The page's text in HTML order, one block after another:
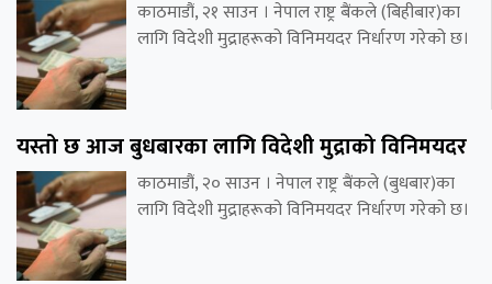
काठमाडौं, २१ साउन । नेपाल राष्ट्र बैंकले (बिहीबार)का
लागि विदेशी मुद्राहरूको विनिमयदर निर्धारण गरेको छ।
यस्तो छ आज बुधबारका लागि विदेशी मुद्राको विनिमयदर
काठमाडौं, २० साउन । नेपाल राष्ट्र बैंकले (बुधबार)का
लागि विदेशी मुद्राहरूको विनिमयदर निर्धारण गरेको छ।